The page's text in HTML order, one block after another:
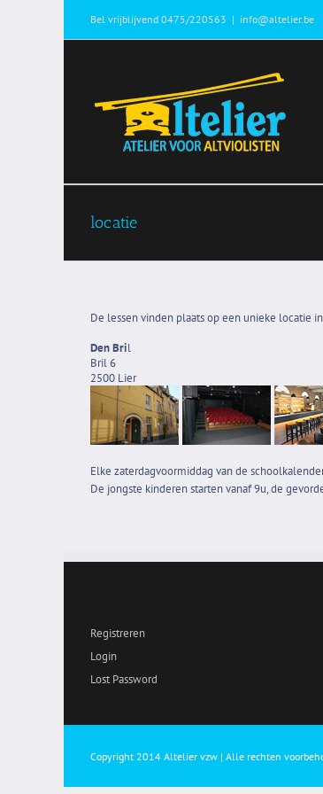
Bel vrijblijvend 0475/220563 | info@altelier.be
locatie
De lessen vinden plaats op een unieke locatie
Den Bril
Bril 6
2500 Lier
Elke zaterdagvoormiddag van de
De jongste kinderen starten vanaf 9u, de
Registreren
Login
Lost Password
Copyright 2014 Altelier vzw | Alle rechten